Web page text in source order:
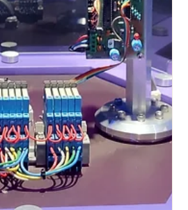
Mayer a Toluca ven a
de grandes
europeo
exposición